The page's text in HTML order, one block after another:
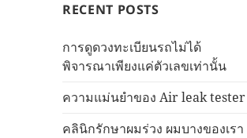
RECENT POSTS
การดูดวงทะเบียนรถไม่ได้
พิจารณาเพียงแค่ตัวเลขเท่านั้น
ความแม่นยำของ Air leak tester
คลินิกรักษาผมร่วง ผมบางของเรา